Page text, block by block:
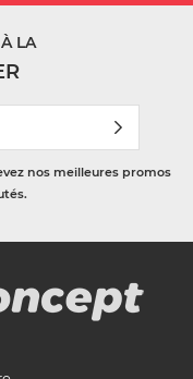
LA
nos meilleures promos